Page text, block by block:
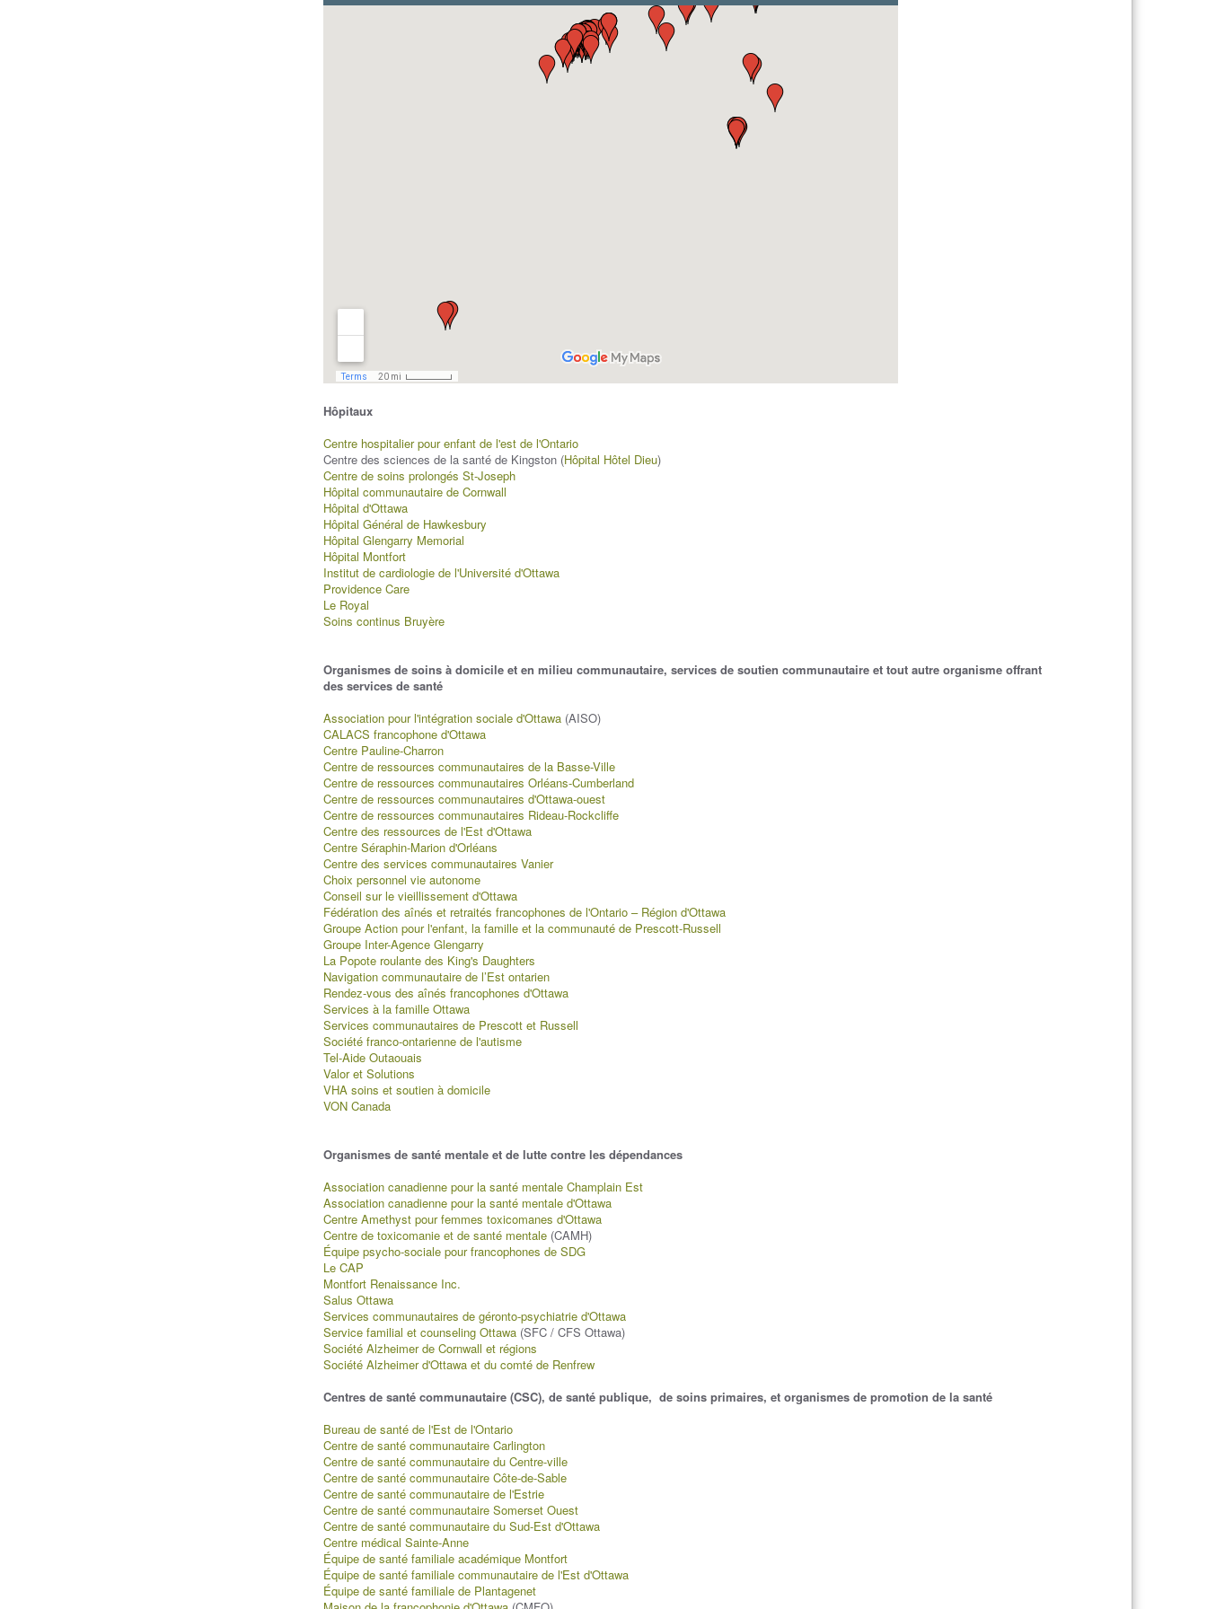
Hôpitaux
Centre hospitalier pour enfant de l'est de l'Ontario
Centre des sciences de la santé de Kingston (Hôpital Hôtel Dieu)
Centre de soins prolongés St-Joseph
Hôpital communautaire de Cornwall
Hôpital d'Ottawa
Hôpital Général de Hawkesbury
Hôpital Glengarry Memorial
Hôpital Montfort
Institut de cardiologie de l'Université d'Ottawa
Providence Care
Le Royal
Soins continus Bruyère
Organismes de soins à domicile et en milieu communautaire, services de soutien communautaire et tout autre organisme offrant
des services de santé
Association pour l'intégration sociale d'Ottawa (AISO)
CALACS francophone d'Ottawa
Centre Pauline-Charron
Centre de ressources communautaires de la Basse-Ville
Centre de ressources communautaires Orléans-Cumberland
Centre de ressources communautaires d'Ottawa-ouest
Centre de ressources communautaires Rideau-Rockcliffe
Centre des ressources de l'Est d'Ottawa
Centre Séraphin-Marion d'Orléans
Centre des services communautaires Vanier
Choix personnel vie autonome
Conseil sur le vieillissement d'Ottawa
Fédération des aînés et retraités francophones de l'Ontario – Région d'Ottawa
Groupe Action pour l'enfant, la famille et la communauté de Prescott-Russell
Groupe Inter-Agence Glengarry
La Popote roulante des King's Daughters
Navigation communautaire de l’Est ontarien
Rendez-vous des aînés francophones d'Ottawa
Services à la famille Ottawa
Services communautaires de Prescott et Russell
Société franco-ontarienne de l'autisme
Tel-Aide Outaouais
Valor et Solutions
VHA soins et soutien à domicile
VON Canada
Organismes de santé mentale et de lutte contre les dépendances
Association canadienne pour la santé mentale Champlain Est
Association canadienne pour la santé mentale d'Ottawa
Centre Amethyst pour femmes toxicomanes d'Ottawa
Centre de toxicomanie et de santé mentale (CAMH)
Équipe psycho-sociale pour francophones de SDG
Le CAP
Montfort Renaissance Inc.
Salus Ottawa
Services communautaires de géronto-psychiatrie d'Ottawa
Service familial et counseling Ottawa (SFC / CFS Ottawa)
Société Alzheimer de Cornwall et régions
Société Alzheimer d'Ottawa et du comté de Renfrew
Centres de santé communautaire (CSC), de santé publique, de soins primaires, et organismes de promotion de la santé
Bureau de santé de l'Est de l'Ontario
Centre de santé communautaire Carlington
Centre de santé communautaire du Centre-ville
Centre de santé communautaire Côte-de-Sable
Centre de santé communautaire de l'Estrie
Centre de santé communautaire Somerset Ouest
Centre de santé communautaire du Sud-Est d'Ottawa
Centre médical Sainte-Anne
Équipe de santé familiale académique Montfort
Équipe de santé familiale communautaire de l'Est d'Ottawa
Équipe de santé familiale de Plantagenet